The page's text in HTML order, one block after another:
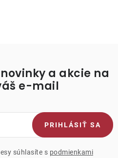
a akcie na
e-mail
súhlasíte s podmienkami
PRIHLÁSIŤ SA